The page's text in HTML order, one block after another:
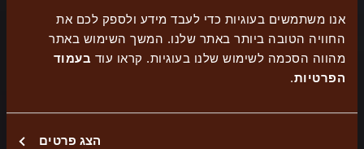
אנו משתמשים בעוגיות כדי לעבד מידע ולספק לכם את
החוויה הטובה ביותר באתר שלנו. המשך השימוש באתר
מהווה הסכמה לשימוש שלנו בעוגיות. קראו עוד בעמוד
הפרטיות.
הצג פרטים
*שדה חובה